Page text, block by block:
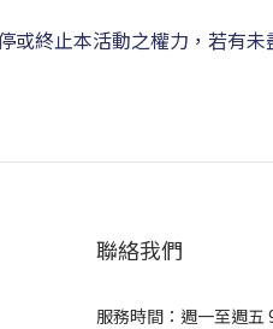
終止本活動之權力，若有
聯絡我們
服務時間：週一至週五